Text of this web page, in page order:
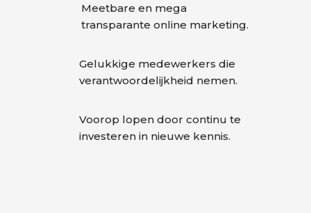
Meetbare en mega
transparante online marketing.
Gelukkige medewerkers die
verantwoordelijkheid nemen.
Voorop lopen door continu te
investeren in nieuwe kennis.